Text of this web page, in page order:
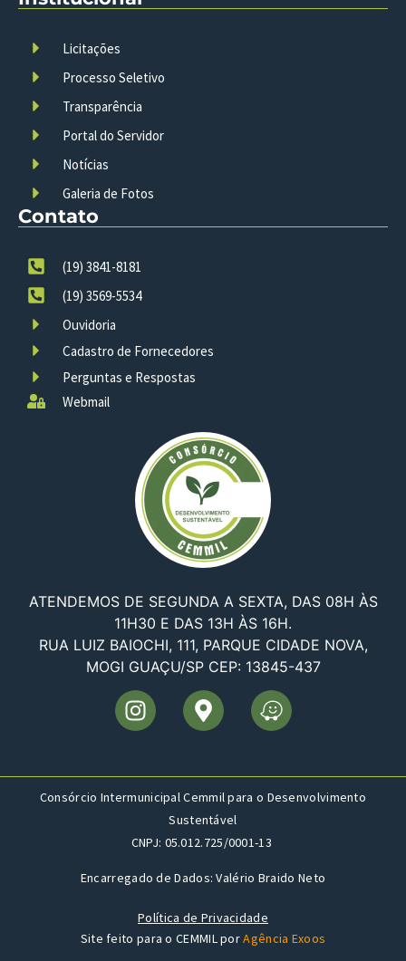
ATENDEMOS DE SEGUNDA A SEXTA, DAS 08H ÀS
11H30 E DAS 13H ÀS 16H.
RUA LUIZ BAIOCHI, 111, PARQUE CIDADE NOVA,
MOGI GUAÇU/SP CEP: 13845-437
Licitações
Processo Seletivo
Transparência
Portal do Servidor
Notícias
Galeria de Fotos
Contato
(19) 3841-8181
(19) 3569-5534
Ouvidoria
Cadastro de Fornecedores
Perguntas e Respostas
Webmail
Consórcio Intermunicipal Cemmil para o Desenvolvimento
Sustentável
CNPJ: 05.012.725/0001-13
Encarregado de Dados: Valério Braido Neto
Política de Privacidade
Site feito para o CEMMIL porAgência Exoos